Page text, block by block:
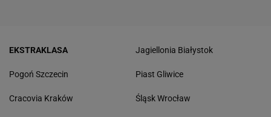
EKSTRAKLASA
Pogoń Szczecin
Cracovia Kraków
Jagiellonia Białystok
Piast Gliwice
Śląsk Wrocław